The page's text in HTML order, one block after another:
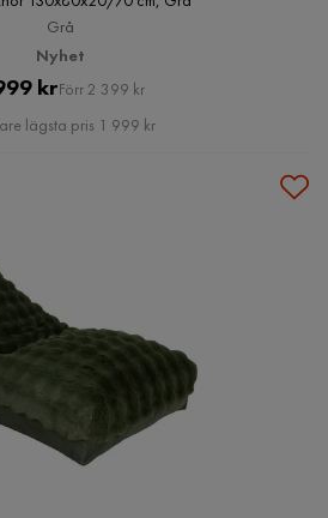
Grå
Nyhet
Pris
krOriginal
Pris
Förr 2 399 kr
lägsta pris 1 999 kr